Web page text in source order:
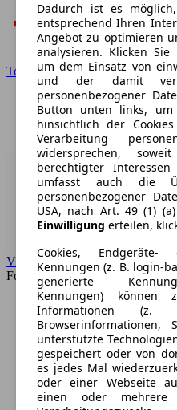
Toyota
VW
Forum
Dadurch ist es
entsprechend Ihren
Angebot zu optimieren
analysieren. Klicken
um dem Einsatz von
und der damit
personenbezogener
Button unten links,
hinsichtlich der
Verarbeitung
widersprechen,
berechtigter
umfasst auch die
personenbezogener
USA, nach Art. 49 (1)
Einwilligung erteilen,
Cookies,
Kennungen (z. B. login-
generierte
Kennungen) können
Informationen (z.
Browserinformationen,
unterstützte
gespeichert oder von
es jedes Mal
oder einer Webseite
einen oder